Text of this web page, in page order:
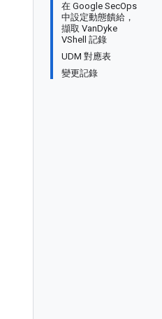
在 Google SecOps
中設定動態饋給，
擷取 VanDyke
VShell 記錄
UDM 對應表
變更記錄